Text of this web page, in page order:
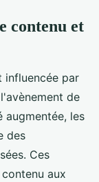
contenu et
par
de
les
des
Ces
aux